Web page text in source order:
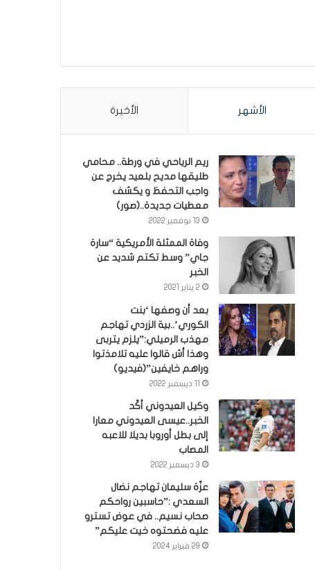
الأشهر الأخيرة
ريم الرياحي في ورطة.. محامي
طليقها مديح بلعيد يخرج عن
واجب التحفظ و يكشف
معطيات جديدة..(صور)
13 نوفمبر 2022
وفاة الممثلة الأمريكية “سارة
جاي” وسط تكتم شديد عن
الخبر
2 يناير 2021
بعد أن وصفها ‘بنت
الكوري’..بية الزردي تهاجم
مهذب الرميلي:”يلزم يتربى
وهذا أش قالوا عليه تلامذتوا
وراهم خايفين”(فيديو)
وكيل العيدوني أكّد
الخبر..عيسى العيدوني معارا
إلى بطل أوروبا بديلا للاعبه
المصاب
3 ديسمبر 2022
عزّة سليمان تهاجم نضال
السعدي :”حاسبين رواحكم
صحاب نسيم.. في عوض تسترو
عليه فضحتوه خيت عليكم”
29 فبراير 2024